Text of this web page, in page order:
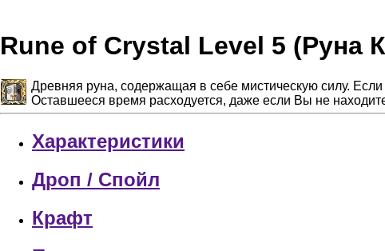
Rune of Crystal Level 5 (Руна
Древняя руна, содержащая в себе мистическую силу.
Оставшееся время расходуется, даже если Вы не
Характеристики
Дроп / Спойл
Крафт